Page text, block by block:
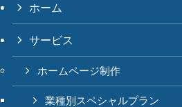
ホーム
サービス
ホームページ制作
業種別スペシャルプラン